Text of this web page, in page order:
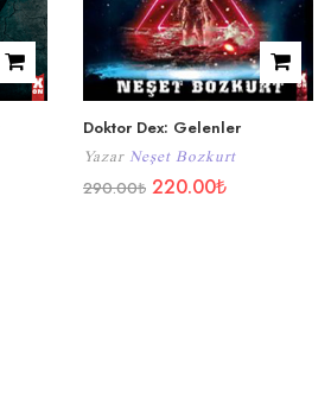
Doktor Dex: Gelenler
Yazar Neşet Bozkurt
290.00₺ 220.00₺